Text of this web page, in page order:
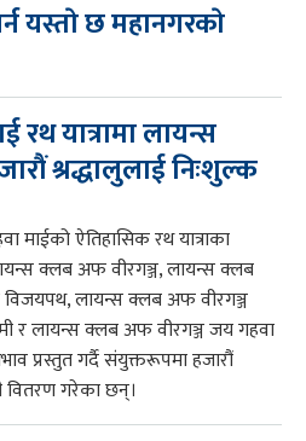
यस्ताे छ महानगरकाे
रथ यात्रामा लायन्स
श्रद्धालुलाई निःशुल्क
माईको ऐतिहासिक रथ यात्राका
क्लब अफ वीरगञ्ज, लायन्स क्लब
लायन्स क्लब अफ वीरगञ्ज
र लायन्स क्लब अफ वीरगञ्ज जय गहवा
प्रस्तुत गर्दै संयुक्तरूपमा हजारौं
वितरण गरेका छन्।